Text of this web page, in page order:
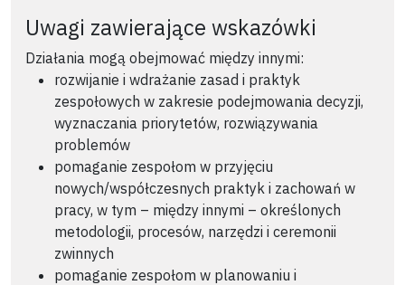
Uwagi zawierające wskazówki
Działania mogą obejmować między innymi:
rozwijanie i wdrażanie zasad i praktyk
zespołowych w zakresie podejmowania decyzji,
wyznaczania priorytetów, rozwiązywania
problemów
pomaganie zespołom w przyjęciu
nowych/współczesnych praktyk i zachowań w
pracy, w tym – między innymi – określonych
metodologii, procesów, narzędzi i ceremonii
zwinnych
pomaganie zespołom w planowaniu i